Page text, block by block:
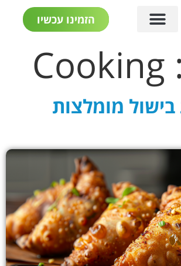
הזמינו עכשיו
Cooking
בישול מומלצות